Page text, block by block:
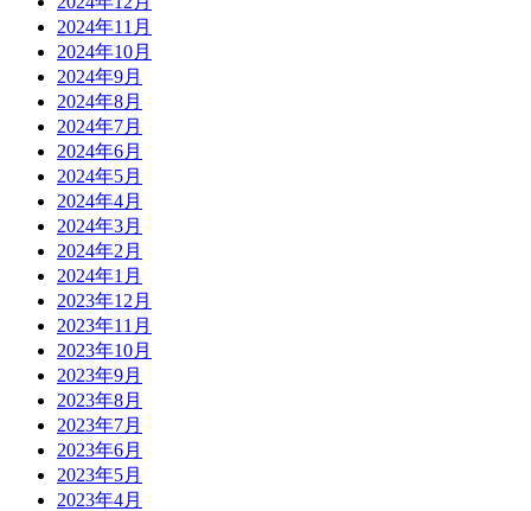
2024年11月
2024年10月
2024年9月
2024年8月
2024年7月
2024年6月
2024年5月
2024年4月
2024年3月
2024年2月
2024年1月
2023年12月
2023年11月
2023年10月
2023年9月
2023年8月
2023年7月
2023年6月
2023年5月
2023年4月